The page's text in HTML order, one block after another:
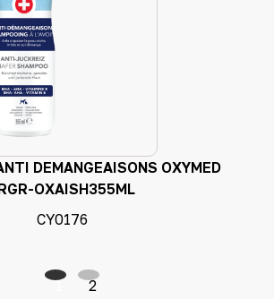
DEMANGEAISONS OXYMED
OXAISH355ML
CY0176
1 2